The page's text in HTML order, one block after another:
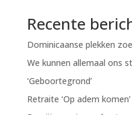
Recente
Dominicaanse plekken
We kunnen allemaal ons
‘Geboortegrond’
Retraite ‘Op adem komen’